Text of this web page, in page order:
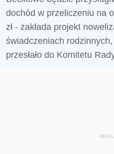
dochód w przeliczeniu na
zł - zakłada projekt
świadczeniach
przesłało do Komitetu